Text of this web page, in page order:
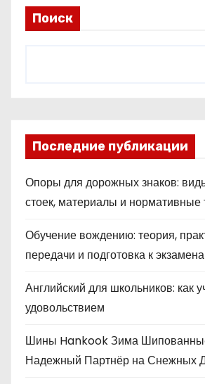
яПоиск
Последние публикации
Опоры для дорожных знаков:
стоек, материалы и нормативные
Обучение вождению: теория,
передачи и подготовка к
Английский для школьников: как
удовольствием
Шины Hankook Зима
Надежный Партнёр на Снежных